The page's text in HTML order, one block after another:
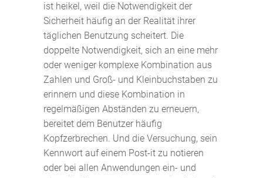
ist heikel, weil die Notwendigkeit der
Sicherheit häufig an der Realität ihrer
täglichen Benutzung scheitert. Die
doppelte Notwendigkeit, sich an eine mehr
oder weniger komplexe Kombination aus
Zahlen und Groß- und Kleinbuchstaben zu
erinnern und diese Kombination in
regelmäßigen Abständen zu erneuern,
bereitet dem Benutzer häufig
Kopfzerbrechen. Und die Versuchung, sein
Kennwort auf einem Post-it zu notieren
oder bei allen Anwendungen ein- und